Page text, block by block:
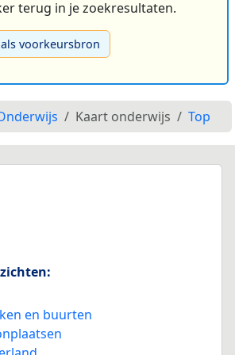
terug in je zoekresultaten.
voorkeursbron
Kaart onderwijs Top
en buurten